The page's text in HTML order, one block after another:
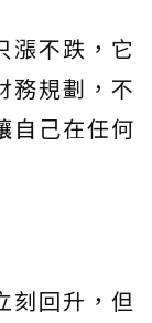
漲不跌，它
務規劃，不
自己在任何
刻回升，但